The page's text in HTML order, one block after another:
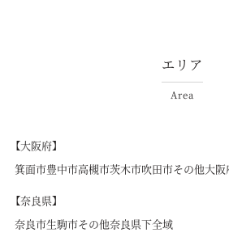
エリア
Area
【大阪府】
箕面市豊中市高槻市茨木市吹田市その他大
【奈良県】
奈良市生駒市その他奈良県下全域